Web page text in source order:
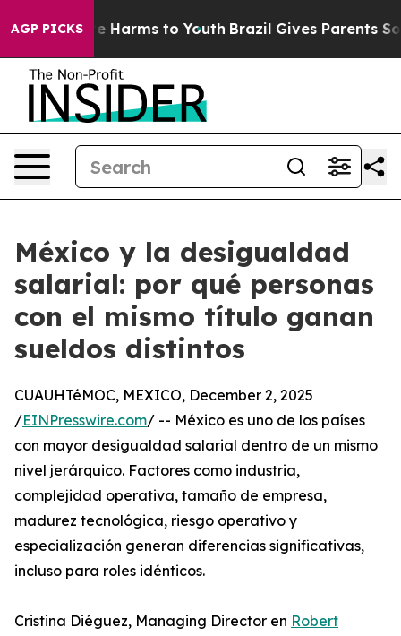
AGP PICKS
to Abate Harms to Youth Brazil Gives Parents
México y la desigualdad
salarial: por qué personas
con el mismo título ganan
sueldos distintos
CUAUHTéMOC, MEXICO, December 2, 2025
/EINPresswire.com/ -- México es uno de los países
con mayor desigualdad salarial dentro de un mismo
nivel jerárquico. Factores como industria,
complejidad operativa, tamaño de empresa,
madurez tecnológica, riesgo operativo y
especialización generan diferencias significativas,
incluso para roles idénticos.
Cristina Diéguez, Managing Director en Robert